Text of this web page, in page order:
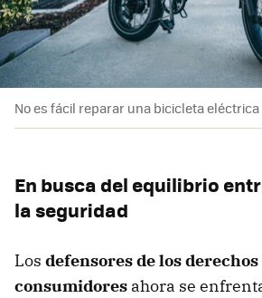
No es fácil reparar una bicicleta eléctrica
En busca del equilibrio
la seguridad
Los defensores de los derechos
consumidores ahora se